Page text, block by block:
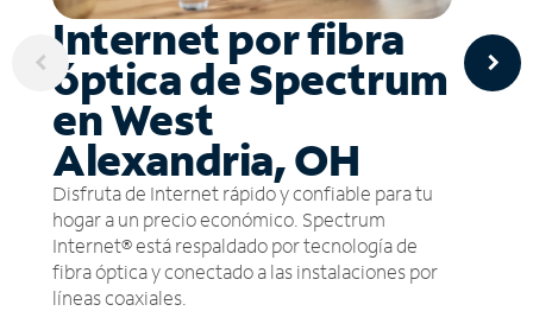
Internet por fibra
óptica de Spectrum
en West
Alexandria, OH
Disfruta de Internet rápido y confiable para tu
hogar a un precio económico. Spectrum
Internet® está respaldado por tecnología de
fibra óptica y conectado a las instalaciones por
líneas coaxiales.